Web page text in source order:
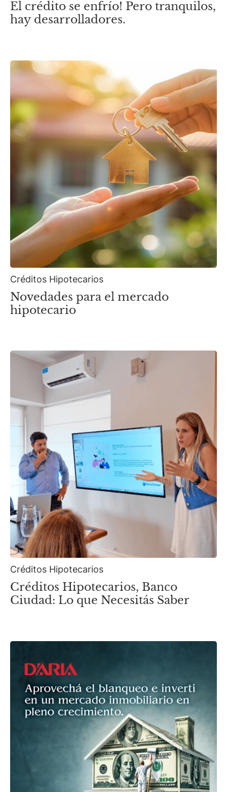
El crédito se enfrío! Pero tranquilos,
hay desarrolladores.
Créditos Hipotecarios
Novedades para el mercado
hipotecario
Créditos Hipotecarios
Créditos Hipotecarios, Banco
Ciudad: Lo que Necesitás Saber